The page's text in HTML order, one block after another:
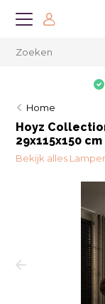
Home
Hoyz
29x115x150 cm
Bekijk alles